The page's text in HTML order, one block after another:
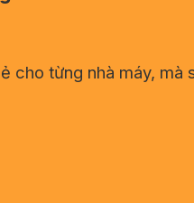
từng nhà máy,